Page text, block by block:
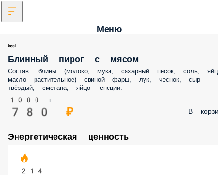
Меню
Блинный пирог с мясом
Состав: блины (молоко, мука, сахарный песок, соль,
масло растительное) свиной фарш, лук, чеснок, сыр
твёрдый, сметана, яйцо, специи.
1000 г.
780 ₽ В
Энергетическая ценность
214